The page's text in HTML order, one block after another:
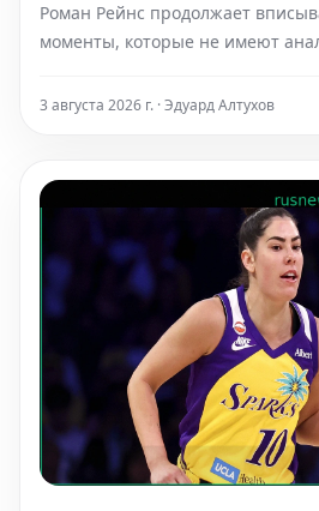
Роман Рейнс продолжает
моменты, которые не имеют
3 августа 2026 г. · Эдуард Алтухов